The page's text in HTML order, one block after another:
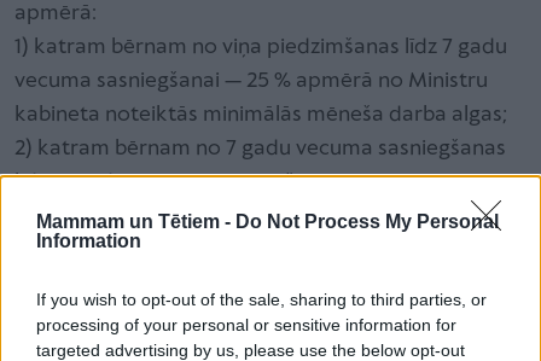
Mammam un Tētiem - Do Not Process My Personal
Information
If you wish to opt-out of the sale, sharing to third parties, or
processing of your personal or sensitive information for
targeted advertising by us, please use the below opt-out
apmērā:
1) katram bērnam no viņa piedzimšanas līdz 7 gadu
vecuma sasniegšanai — 25 % apmērā no Ministru
kabineta noteiktās minimālās mēneša darba algas;
2) katram bērnam no 7 gadu vecuma sasniegšanas
līdz 18 gadu vecuma sasniegšanai — 30 % apmērā no
Ministru kabineta noteiktās minimālās mēneša
darba algas.
Lasītākais